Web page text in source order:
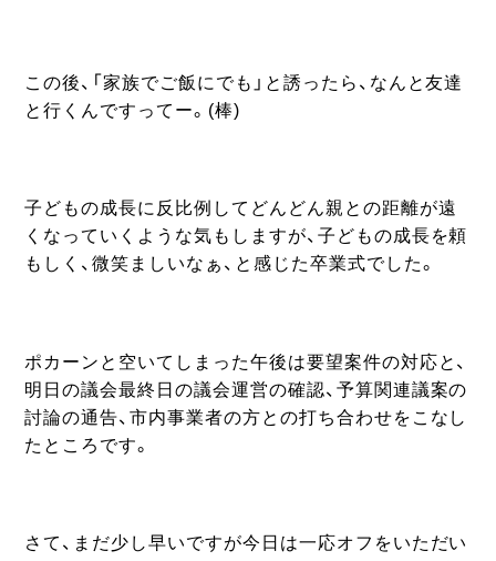
この後、「家族でご飯にでも」と誘ったら、なんと友達
と行くんですってー。(棒)
子どもの成長に反比例してどんどん親との距離が遠
くなっていくような気もしますが、子どもの成長を頼
もしく、微笑ましいなぁ、と感じた卒業式でした。
ポカーンと空いてしまった午後は要望案件の対応と、
明日の議会最終日の議会運営の確認、予算関連議案の
討論の通告、市内事業者の方との打ち合わせをこなし
たところです。
さて、まだ少し早いですが今日は一応オフをいただい